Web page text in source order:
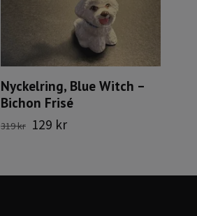
Nyckelring, Blue Witch –
Bichon Frisé
319 kr 129 kr